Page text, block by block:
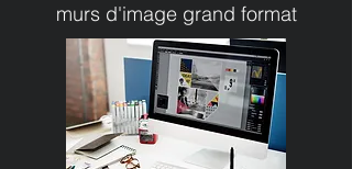
murs d'image grand format